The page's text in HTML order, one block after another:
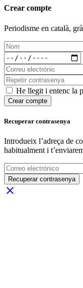
Crear compte
Periodisme en català,
He llegit i entenc la
Crear compte
Recuperar contrasenya
Introdueix l’adreça de
habitualment i
Recuperar contrasenya
close